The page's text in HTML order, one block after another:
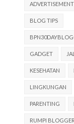
ADVERTISEMENT
BLOG TIPS
GADGET
KESEHATAN
LINGKUNGAN
PARENTING
RUMPI BLOGGER